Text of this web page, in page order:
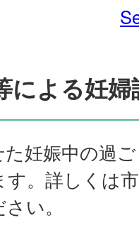
による妊婦
妊娠中の過
。詳しくは
い。